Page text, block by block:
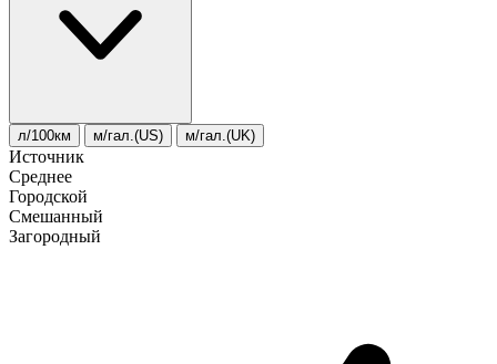
л/100км м/гал.(US) м/гал.(UK)
Источник
Среднее
Городской
Смешанный
Загородный